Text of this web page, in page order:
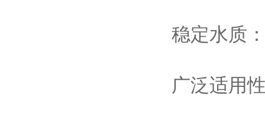
稳定水质
广泛适用